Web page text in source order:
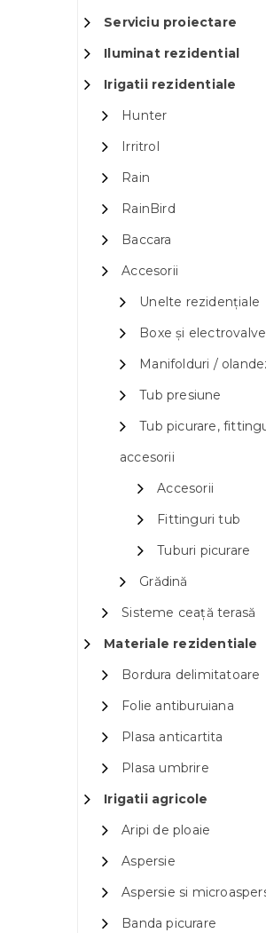
Serviciu proiectare
Iluminat rezidential
Irigatii rezidentiale
Hunter
Irritrol
Rain
RainBird
Baccara
Accesorii
Unelte rezidențiale
Boxe și electrovalve
Manifolduri /
Tub presiune
Tub picurare,
accesorii
Accesorii
Fittinguri tub
Tuburi picurare
Grădină
Sisteme ceață terasă
Materiale rezidentiale
Bordura delimitatoare
Folie antiburuiana
Plasa anticartita
Plasa umbrire
Irigatii agricole
Aripi de ploaie
Aspersie
Aspersie si
Banda picurare